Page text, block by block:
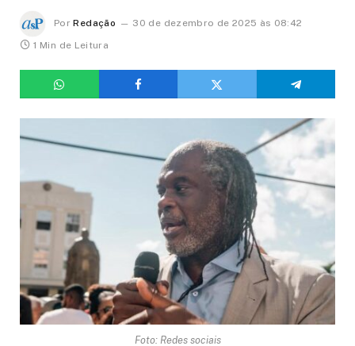
Por Redação
30 de dezembro de 2025 às 08:42
1 Min de Leitura
Foto: Redes sociais